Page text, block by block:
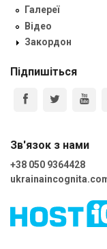
Галереї
Відео
Закордон
Підпишіться
Зв'язок з нами
+38 050 9364428